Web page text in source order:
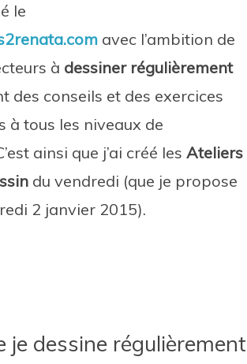
le
avec l’ambition de
à dessiner régulièrement
des conseils et des exercices
à tous les niveaux de
ainsi que j’ai créé les Ateliers
du vendredi (que je propose
2 janvier 2015).
je dessine régulièrement